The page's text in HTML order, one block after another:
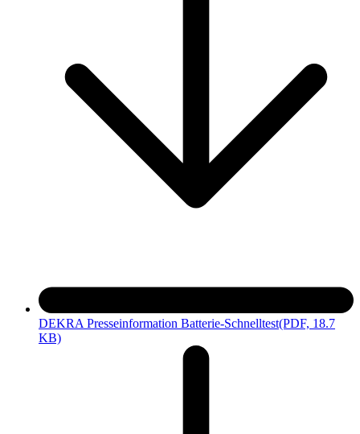
DEKRA Presseinformation Batterie-Schnelltest(PDF, 18.7
KB)